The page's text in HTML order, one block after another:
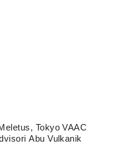
Tokyo VAAC
Abu Vulkanik